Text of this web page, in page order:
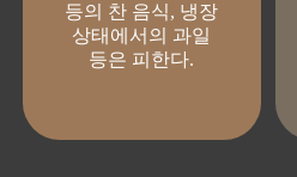
등의 찬 음식, 냉장
상태에서의 과일
등은 피한다.